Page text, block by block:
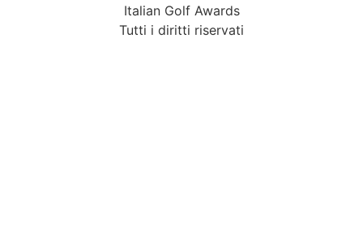
Italian Golf Awards
Tutti i diritti riservati